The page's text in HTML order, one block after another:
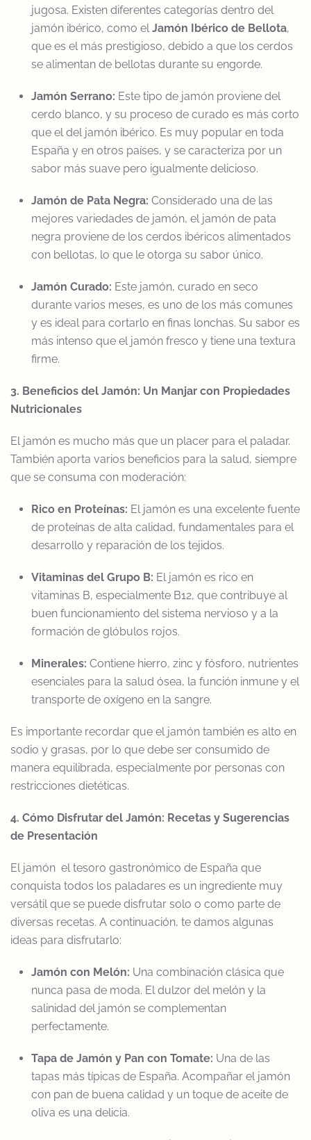
jugosa. Existen diferentes categorías dentro del
jamón ibérico, como elJamón Ibérico de Bellota,
que es el más prestigioso, debido a que los cerdos
se alimentan de bellotas durante su engorde.
Jamón Serrano: Este tipo de jamón proviene del
cerdo blanco, y su proceso de curado es más corto
que el del jamón ibérico. Es muy popular en toda
España y en otros países, y se caracteriza por un
sabor más suave pero igualmente delicioso.
Jamón de Pata Negra: Considerado una de las
mejores variedades de jamón, el jamón de pata
negra proviene de los cerdos ibéricos alimentados
con bellotas, lo que le otorga su sabor único.
Jamón Curado: Este jamón, curado en seco
durante varios meses, es uno de los más comunes
y es ideal para cortarlo en finas lonchas. Su sabor es
más intenso que el jamón fresco y tiene una textura
firme.
3. Beneficios del Jamón: Un Manjar con Propiedades
Nutricionales
El jamón es mucho más que un placer para el paladar.
También aporta varios beneficios para la salud, siempre
que se consuma con moderación:
Rico en Proteínas: El jamón es una excelente fuente
de proteínas de alta calidad, fundamentales para el
desarrollo y reparación de los tejidos.
Vitaminas del Grupo B: El jamón es rico en
vitaminas B, especialmente B12, que contribuye al
buen funcionamiento del sistema nervioso y a la
formación de glóbulos rojos.
Minerales: Contiene hierro, zinc y fósforo, nutrientes
esenciales para la salud ósea, la función inmune y el
transporte de oxígeno en la sangre.
Es importante recordar que el jamón también es alto en
sodio y grasas, por lo que debe ser consumido de
manera equilibrada, especialmente por personas con
restricciones dietéticas.
4. Cómo Disfrutar del Jamón: Recetas y Sugerencias
de Presentación
El jamón el tesoro gastronómico de España que
conquista todos los paladares es un ingrediente muy
versátil que se puede disfrutar solo o como parte de
diversas recetas. A continuación, te damos algunas
ideas para disfrutarlo:
Jamón con Melón: Una combinación clásica que
nunca pasa de moda. El dulzor del melón y la
salinidad del jamón se complementan
perfectamente.
Tapa de Jamón y Pan con Tomate: Una de las
tapas más típicas de España. Acompañar el jamón
con pan de buena calidad y un toque de aceite de
oliva es una delicia.